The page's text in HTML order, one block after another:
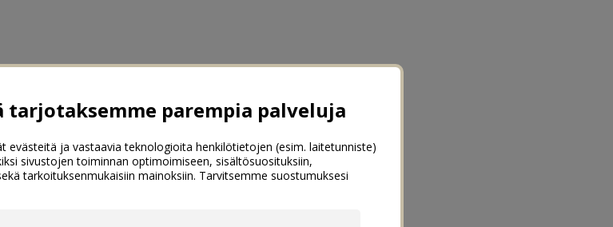
tarjotaksemme parempia palveluja
evästeitä ja vastaavia teknologioita henkilötietojen (esim. laitetunniste)
sivustojen toiminnan optimoimiseen, sisältösuosituksiin,
tarkoituksenmukaisiin mainoksiin. Tarvitsemme suostumuksesi